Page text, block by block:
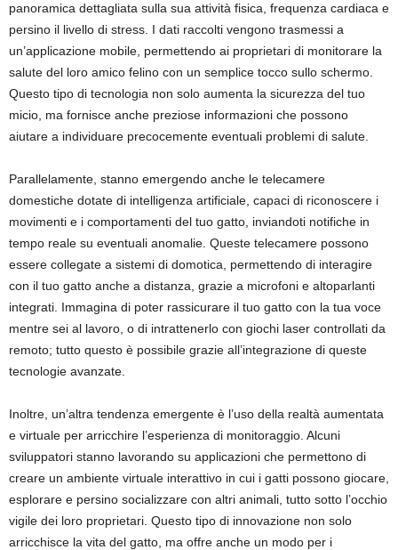
panoramica dettagliata sulla sua attività fisica, frequenza cardiaca e
persino il livello di stress. I dati raccolti vengono trasmessi a
un’applicazione mobile, permettendo ai proprietari di monitorare la
salute del loro amico felino con un semplice tocco sullo schermo.
Questo tipo di tecnologia non solo aumenta la sicurezza del tuo
micio, ma fornisce anche preziose informazioni che possono
aiutare a individuare precocemente eventuali problemi di salute.
Parallelamente, stanno emergendo anche le telecamere
domestiche dotate di intelligenza artificiale, capaci di riconoscere i
movimenti e i comportamenti del tuo gatto, inviandoti notifiche in
tempo reale su eventuali anomalie. Queste telecamere possono
essere collegate a sistemi di domotica, permettendo di interagire
con il tuo gatto anche a distanza, grazie a microfoni e altoparlanti
integrati. Immagina di poter rassicurare il tuo gatto con la tua voce
mentre sei al lavoro, o di intrattenerlo con giochi laser controllati da
remoto; tutto questo è possibile grazie all’integrazione di queste
tecnologie avanzate.
Inoltre, un’altra tendenza emergente è l’uso della realtà aumentata
e virtuale per arricchire l’esperienza di monitoraggio. Alcuni
sviluppatori stanno lavorando su applicazioni che permettono di
creare un ambiente virtuale interattivo in cui i gatti possono giocare,
esplorare e persino socializzare con altri animali, tutto sotto l’occhio
vigile dei loro proprietari. Questo tipo di innovazione non solo
arricchisce la vita del gatto, ma offre anche un modo per i